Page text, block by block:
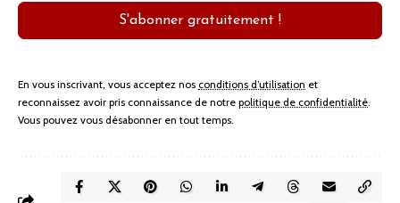
S'abonner gratuitement !
En vous inscrivant, vous acceptez nos conditions d’utilisation et
reconnaissez avoir pris connaissance de notre politique de confidentialité.
Vous pouvez vous désabonner en tout temps.